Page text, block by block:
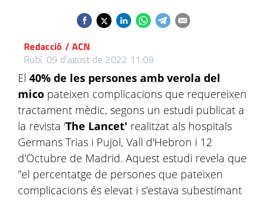
Redacció / ACN
Rubí. 09 d’agost de 2022 11:09
El 40% de les persones amb verola del
mico pateixen complicacions que requereixen
tractament mèdic, segons un estudi publicat a
la revista 'The Lancet' realitzat als hospitals
Germans Trias i Pujol, Vall d'Hebron i 12
d'Octubre de Madrid. Aquest estudi revela que
"el percentatge de persones que pateixen
complicacions és elevat i s'estava subestimant